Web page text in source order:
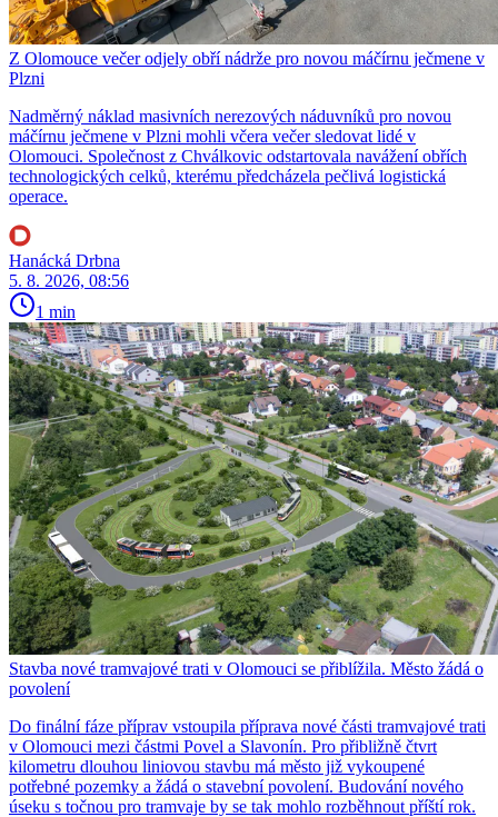
Z Olomouce večer odjely obří nádrže pro novou máčírnu ječmene v
Plzni
Nadměrný náklad masivních nerezových náduvníků pro novou
máčírnu ječmene v Plzni mohli včera večer sledovat lidé v
Olomouci. Společnost z Chválkovic odstartovala navážení obřích
technologických celků, kterému předcházela pečlivá logistická
operace.
Hanácká Drbna
5. 8. 2026, 08:56
1 min
Stavba nové tramvajové trati v Olomouci se přiblížila. Město žádá o
povolení
Do finální fáze příprav vstoupila příprava nové části tramvajové trati
v Olomouci mezi částmi Povel a Slavonín. Pro přibližně čtvrt
kilometru dlouhou liniovou stavbu má město již vykoupené
potřebné pozemky a žádá o stavební povolení. Budování nového
úseku s točnou pro tramvaje by se tak mohlo rozběhnout příští rok.